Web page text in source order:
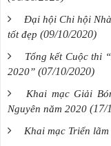
Đại hội Chi hội
tốt đẹp (09/10/2020)
Tổng kết Cuộc thi
2020” (07/10/2020)
Khai mạc Giải
Nguyên năm 2020 (17/
Khai mạc Triển